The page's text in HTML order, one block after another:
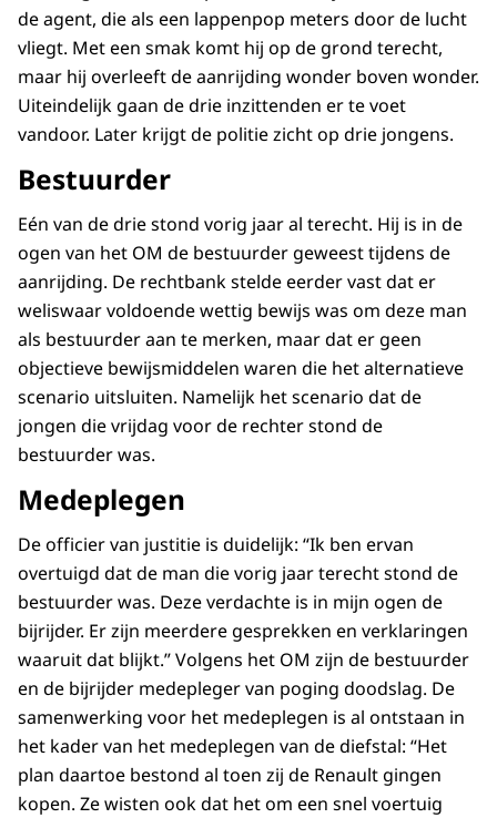
de agent, die als een lappenpop meters door de lucht
vliegt. Met een smak komt hij op de grond terecht,
maar hij overleeft de aanrijding wonder boven wonder.
Uiteindelijk gaan de drie inzittenden er te voet
vandoor. Later krijgt de politie zicht op drie jongens.
Bestuurder
Eén van de drie stond vorig jaar al terecht. Hij is in de
ogen van het OM de bestuurder geweest tijdens de
aanrijding. De rechtbank stelde eerder vast dat er
weliswaar voldoende wettig bewijs was om deze man
als bestuurder aan te merken, maar dat er geen
objectieve bewijsmiddelen waren die het alternatieve
scenario uitsluiten. Namelijk het scenario dat de
jongen die vrijdag voor de rechter stond de
bestuurder was.
Medeplegen
De officier van justitie is duidelijk: “Ik ben ervan
overtuigd dat de man die vorig jaar terecht stond de
bestuurder was. Deze verdachte is in mijn ogen de
bijrijder. Er zijn meerdere gesprekken en verklaringen
waaruit dat blijkt.” Volgens het OM zijn de bestuurder
en de bijrijder medepleger van poging doodslag. De
samenwerking voor het medeplegen is al ontstaan in
het kader van het medeplegen van de diefstal: “Het
plan daartoe bestond al toen zij de Renault gingen
kopen. Ze wisten ook dat het om een snel voertuig